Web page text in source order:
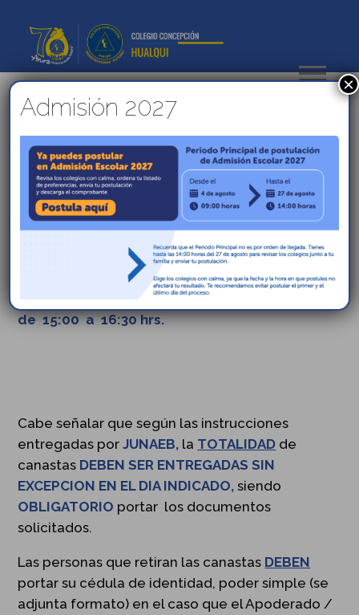
COMUNICADO: 5ta. Entrega
de Canastas JUNAEB – 2021
Estimada Comunidad Alonsiana :
La 5ta. entrega de Canastas JUNAEB del año
2021 a los alumnos beneficiados se realizará el
Miércoles 02 de Junio de 09:00 a 14:00 hrs. y
de15:00 a 16:30 hrs.
Cabe señalar que según las instrucciones
entregadas porJUNAEB, la TOTALIDAD de
canastas DEBEN SER ENTREGADAS SIN
EXCEPCION EN EL DIA INDICADO,siendo
OBLIGATORIO portar los documentos
solicitados.
Las personas que retiran las canastas DEBEN
portar su cédula de identidad, poder simple (se
adjunta formato) en el caso que el Apoderado /
Admisión 2027
×